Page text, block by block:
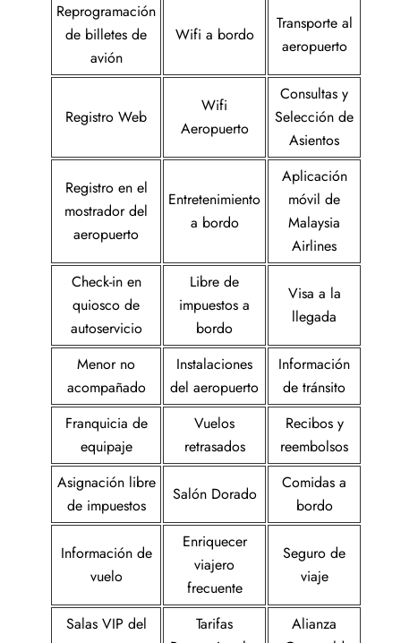
Reprogramación
de billetes de
avión
Wifi a bordo
Transporte al
aeropuerto
Registro Web
Wifi
Aeropuerto
Consultas y
Selección de
Asientos
Registro en el
mostrador del
aeropuerto
Entretenimiento
a bordo
Aplicación
móvil de
Malaysia
Airlines
Check-in en
quiosco de
autoservicio
Libre de
impuestos a
bordo
Visa a la
llegada
Menor no
acompañado
Instalaciones
del aeropuerto
Información
de tránsito
Franquicia de
equipaje
Vuelos
retrasados
Recibos y
reembolsos
Asignación libre
de impuestos
Salón Dorado
Comidas a
bordo
Información de
vuelo
Enriquecer
viajero
frecuente
Seguro de
viaje
Salas VIP del
Tarifas
Alianza